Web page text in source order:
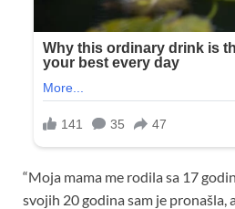
“Moja mama me rodila sa 17
svojih 20 godina sam je pronašla,